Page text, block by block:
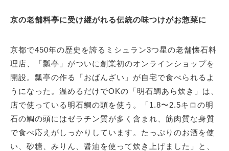
京の老舗料亭に受け継がれる伝統の味つけがお惣菜に
京都で450年の歴史を誇るミシュラン3つ星の老舗懐石料
理店、「瓢亭」がついに創業初のオンラインショップを
開設。瓢亭の作る「おばんざい」が自宅で食べられるよ
うになった。温めるだけでOKの「明石鯛あら炊き」は、
店で使っている明石鯛の頭を使う。「1.8〜2.5キロの明
石の鯛の頭にはゼラチン質が多く含まれ、筋肉質な身質
で食べ応えがしっかりしています。たっぷりのお酒を使
い、砂糖、みりん、醤油を使って炊き上げました」と、